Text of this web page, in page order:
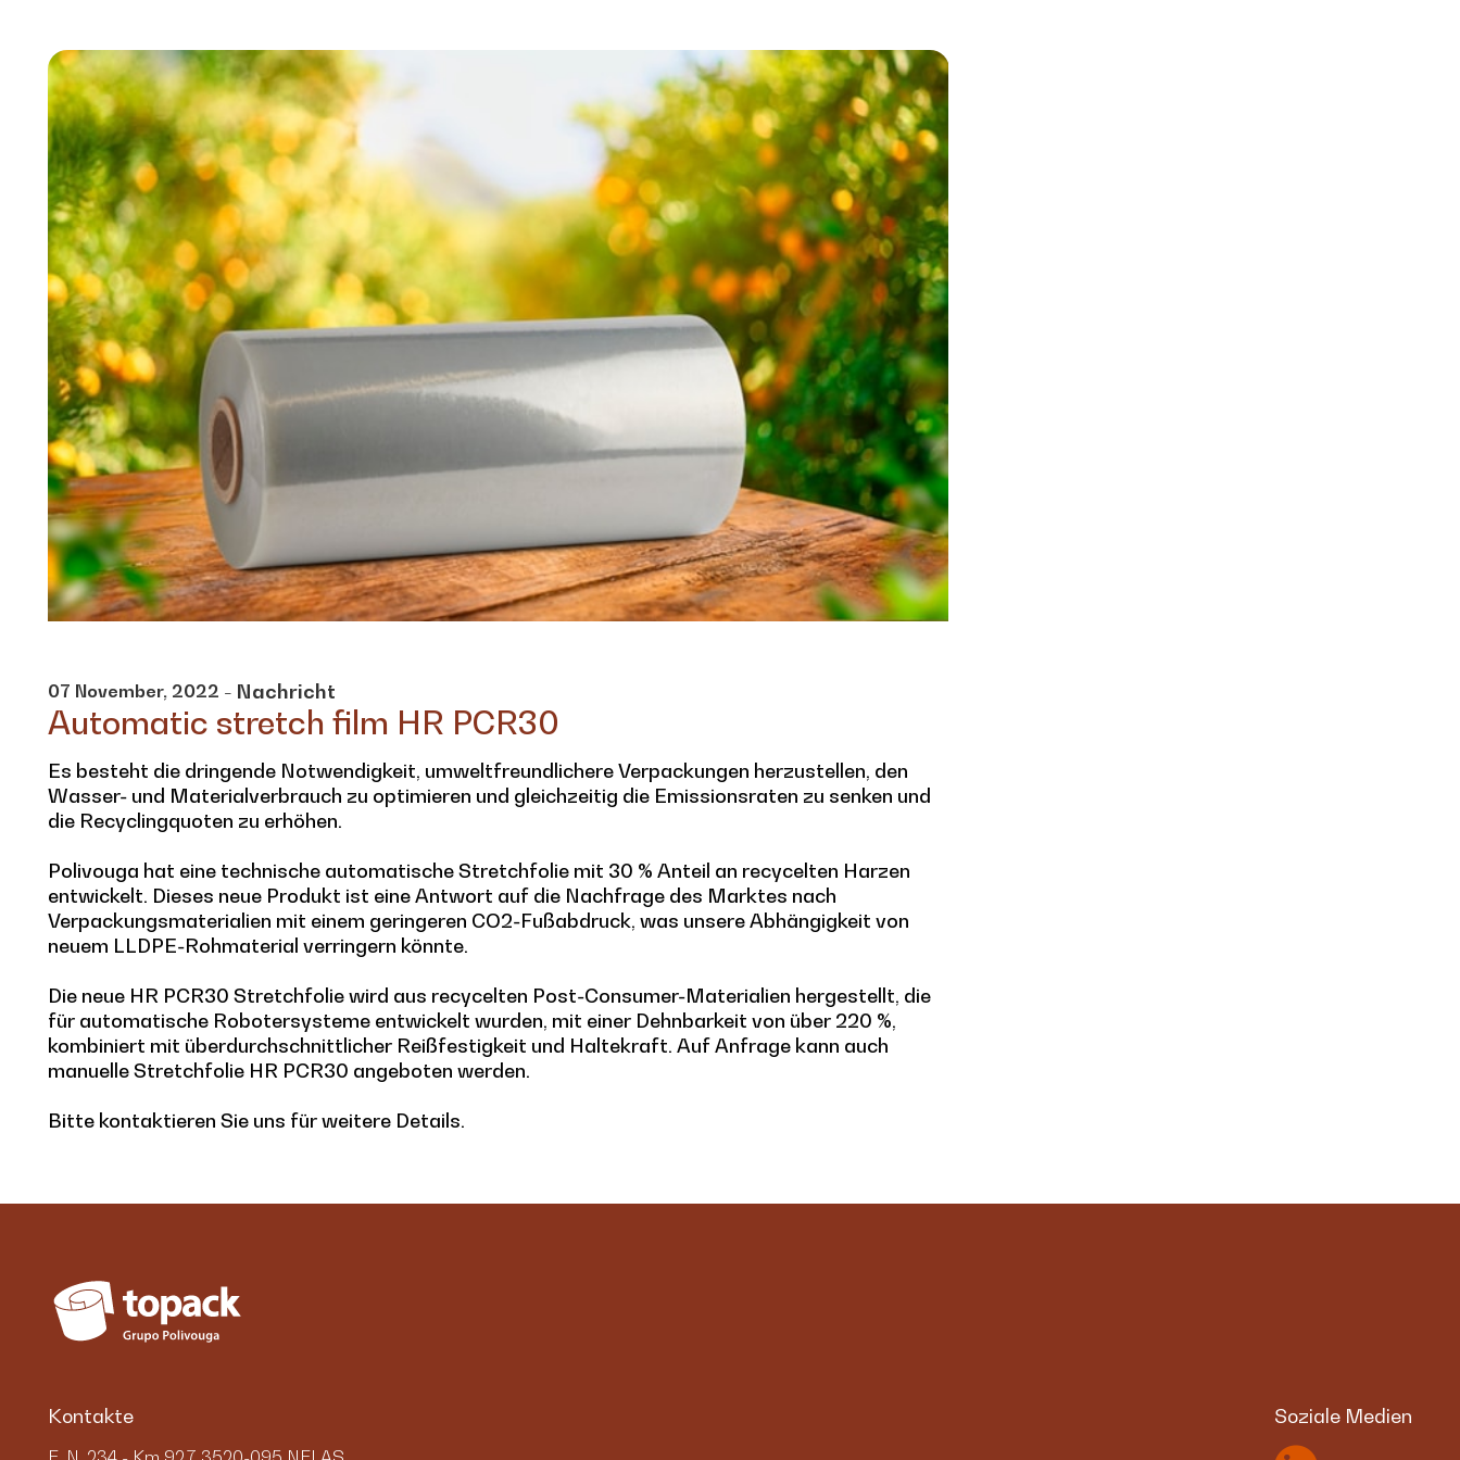
07 November, 2022 - Nachricht
Automatic stretch film HR PCR30
Es besteht die dringende Notwendigkeit, umweltfreundlichere Verpackungen herzustellen, den
Wasser- und Materialverbrauch zu optimieren und gleichzeitig die Emissionsraten zu senken und
die Recyclingquoten zu erhöhen.
Polivouga hat eine technische automatische Stretchfolie mit 30 % Anteil an recycelten Harzen
entwickelt. Dieses neue Produkt ist eine Antwort auf die Nachfrage des Marktes nach
Verpackungsmaterialien mit einem geringeren CO2-Fußabdruck, was unsere Abhängigkeit von
neuem LLDPE-Rohmaterial verringern könnte.
Die neue HR PCR30 Stretchfolie wird aus recycelten Post-Consumer-Materialien hergestellt, die
für automatische Robotersysteme entwickelt wurden, mit einer Dehnbarkeit von über 220 %,
kombiniert mit überdurchschnittlicher Reißfestigkeit und Haltekraft. Auf Anfrage kann auch
manuelle Stretchfolie HR PCR30 angeboten werden.
Bitte kontaktieren Sie uns für weitere Details.
Kontakte Soziale Medien